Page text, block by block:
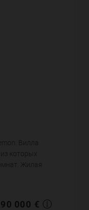
цена за кв.м.
Вилла
которых
Жилая
000 €